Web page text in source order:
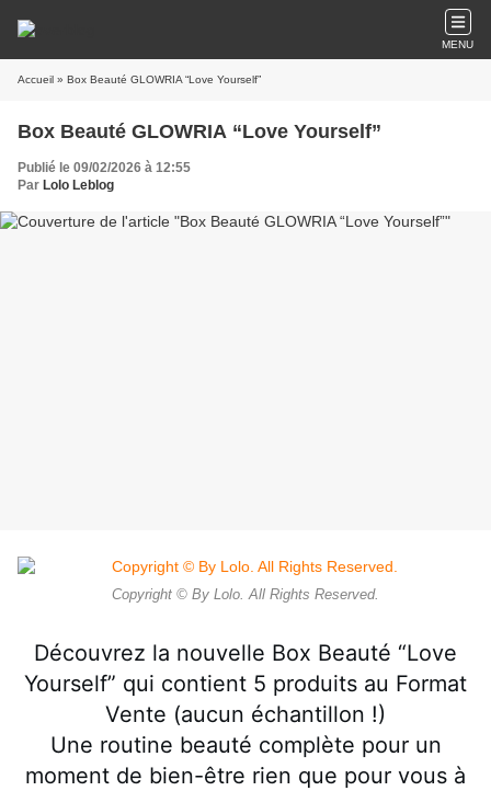
MENU
Accueil » Box Beauté GLOWRIA “Love Yourself”
Box Beauté GLOWRIA “Love Yourself”
Publié le 09/02/2026 à 12:55
Par Lolo Leblog
Copyright © By Lolo. All Rights Reserved.
Découvrez la nouvelle Box Beauté “Love
Yourself” qui contient 5 produits au Format
Vente (aucun échantillon !)
Une routine beauté complète pour un
moment de bien-être rien que pour vous à